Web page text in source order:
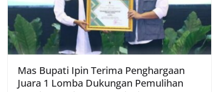
Mas Bupati Ipin Terima Penghargaan
Juara 1 Lomba Dukungan Pemulihan